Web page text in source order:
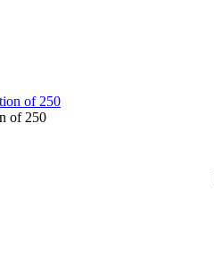
of 250